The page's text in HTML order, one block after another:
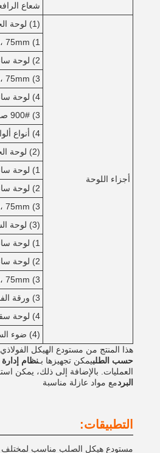
شعاع
أجزاء اللوحة
(1) لوحة الجدار الخارجي: (أدناه يمكن اختيارها)
1) 50mm، 75mm أو 100mm سمك لوحة ساندويتش EPS
2) لوحة ساندويتش من الصوف الزجاجي بعمق 50، 75 أو 100 مم
3) 50mm، 75mm أو 100mm سمك لوحة شطيرة الصوف الصخري
4) لوحة ساندويتش PU سمكها 50- 250 مم
3) 900# صفيحة الفولاذ المجلفل المموج مع مختلف الألوان
4) أنواع ألواح الجدران من البلاستيك
(2) لوحة الحائط الداخلي: (أدناه يمكن الاختيار)
1) لوحة ساندويتش EPS سميكة 50mm، 75mm أو 100mm
2) لوحة ساندويتش من الصوف الزجاجي بعمق 50، 75 أو 100 مم
3) 50mm، 75mm أو 100mm سمك لوحة شطيرة الصوف الصخري
(3) لوحة السقف: (أدناه يمكن الاختيار)
1) لوحة ساندويتش EPS سميكة 50mm، 75mm أو 100mm
2) لوحة ساندويتش من الصوف الزجاجي بعمق 50، 75 أو 100 مم
3) 50mm، 75mm أو 100mm سمك لوحة شطيرة الصوف الصخري
3) ورقة الفولاذ المموجة ، طبقة عازلة إذا لزم الأمر.
4) لوحة سقف PVC المموجة.
(4) ضوء السقف: 820# بلاستيك معزز بالألياف الزجاجية (FRP)
هذا المنتج من مستودع الهيكل
حسب الطلبيمكن تجهيزها بـنظام
العمليات. بالإضافة إلى ذلك، يمكن
البردمع مواد عازلة مناسبة
التطبيقات:
مستودع هيكل الصلب مناسب لمختلف